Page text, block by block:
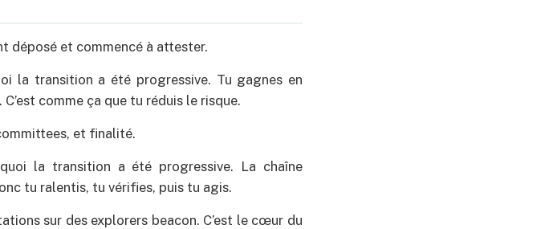
déposé et commencé à attester.
la transition a été progressive. Tu gagnes en
comme ça que tu réduis le risque.
et finalité.
la transition a été progressive. La chaîne
tu ralentis, tu vérifies, puis tu agis.
sur des explorers beacon. C’est le cœur du